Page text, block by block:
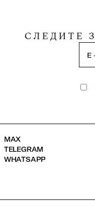
СЛЕДИТЕ
E
MAX
TELEGRAM
WHATSAPP